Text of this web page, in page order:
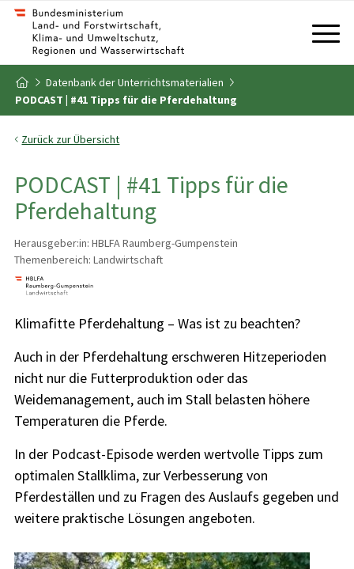
Zum Inhalt
Zum Inhaltsverzeichnis
Zur Startseite
Datenbank der Unterrichtsmaterialien
PODCAST | #41 Tipps für die Pferdehaltung
Zurück zur Übersicht
PODCAST | #41 Tipps für die
Pferdehaltung
Herausgeber:in: HBLFA Raumberg-Gumpenstein
Themenbereich: Landwirtschaft
Klimafitte Pferdehaltung – Was ist zu beachten?
Auch in der Pferdehaltung erschweren Hitzeperioden
nicht nur die Futterproduktion oder das
Weidemanagement, auch im Stall belasten höhere
Temperaturen die Pferde.
In der Podcast-Episode werden wertvolle Tipps zum
optimalen Stallklima, zur Verbesserung von
Pferdeställen und zu Fragen des Auslaufs gegeben und
weitere praktische Lösungen angeboten.